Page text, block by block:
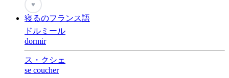
♥
寝るのフランス語
ドルミール
dormir
ス・クシェ
se coucher